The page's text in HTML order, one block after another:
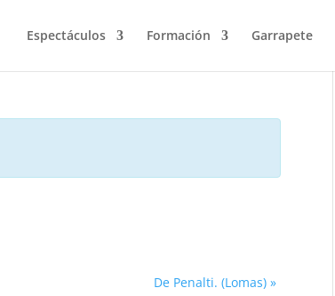
Espectáculos Formación Garrapete
De Penalti. (Lomas)»